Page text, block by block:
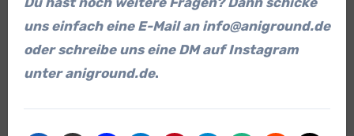
uns einfach eine E-Mail an info@aniground.de
oder schreibe uns eine DM auf Instagram
unter aniground.de.